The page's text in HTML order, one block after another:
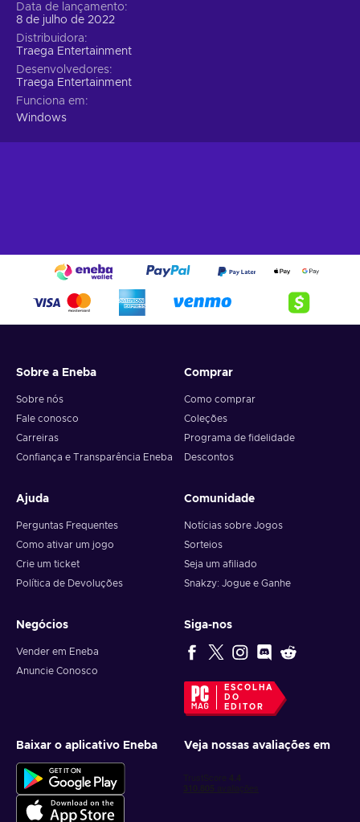
Data de lançamento
8 de julho de 2022
Distribuidora
Traega Entertainment
Desenvolvedores
Traega Entertainment
Funciona em
Windows
Sobre a Eneba
Sobre nós
Fale conosco
Carreiras
Confiança e Transparência Eneba
Comprar
Como comprar
Coleções
Programa de fidelidade
Descontos
Ajuda
Perguntas Frequentes
Como ativar um jogo
Crie um ticket
Política de Devoluções
Comunidade
Notícias sobre Jogos
Sorteios
Seja um afiliado
Snakzy: Jogue e Ganhe
Negócios
Vender em Eneba
Anuncie Conosco
Siga-nos
ESCOLHA
DO
EDITOR
Baixar o aplicativo Eneba Veja nossas avaliações em